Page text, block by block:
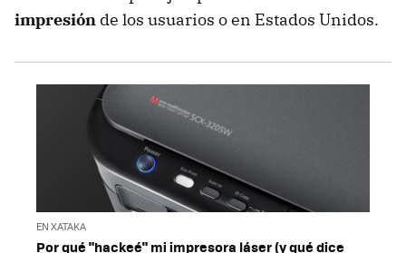
impresión de los usuarios o en Estados Unidos.
EN XATAKA
Por qué "hackeé" mi impresora láser (y qué dice